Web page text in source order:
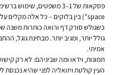
space") בין בלוקים – כל אלה מקלים על העין. זהו. לא קסם, רק משמעת מבנית.
כשגולש סורק דף ורואה כותרות משנה
גולל יותר, ומגיב יותר. מבחינת גוגל,
אמיתי.
תמונות, וידאו ומה שביניהם: לא רק
העין קולטת ויזואליה לפני שהיא